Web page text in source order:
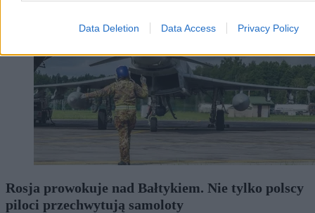
Data Deletion Data Access Privacy Policy
Rosja prowokuje nad Bałtykiem. Nie tylko polscy
piloci przechwytują samoloty